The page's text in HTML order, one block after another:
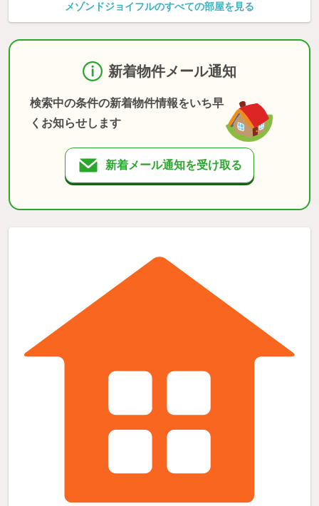
メゾンドジョイフルのすべての部屋を見る
新着物件メール通知
検索中の条件の新着物件情報をいち早
くお知らせします
新着メール通知を受け取る